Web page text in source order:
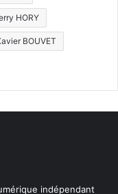
HORY
BOUVET
indépendant